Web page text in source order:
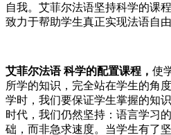
自我。艾菲尔法语坚持科学的课
致力于帮助学生真正实现法语自
艾菲尔法语 科学的配置课程， 使
所学的知识，完全站在学生的角
学时，我们要保证学生掌握的知
时代，我们仍然坚持：语言学习
础，而非急求速度。当学生有了